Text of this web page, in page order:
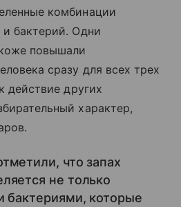
комбинации
бактерий. Одни
повышали
сразу для всех трех
действие других
характер,
что запах
не только
бактериями, которые